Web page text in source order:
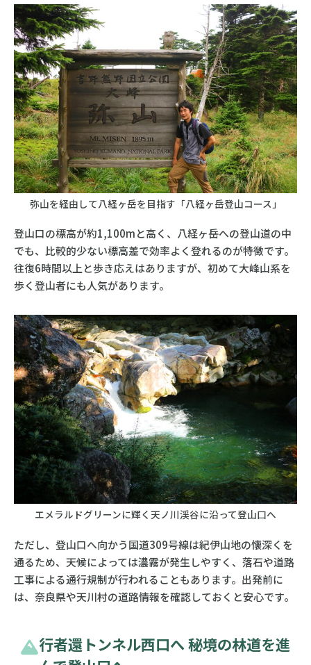
弥山を経由して八経ヶ岳を目指す「八経ヶ岳登山コース」
登山口の標高が約1,100mと高く、八経ヶ岳への登山道の中
でも、比較的少ない標高差で効率よく登れるのが特徴です。
往復6時間以上と歩き応えはありますが、初めて大峰山系を
歩く登山者にも人気があります。
エメラルドグリーンに輝く天ノ川渓谷に沿って登山口へ
ただし、登山口へ向かう国道309号線は紀伊山地の懐深くを
通るため、天候によっては濃霧が発生しやすく、落石や道路
工事による通行規制が行われることもあります。出発前に
は、奈良県や天川村の道路情報を確認しておくと安心です。
行者還トンネル西口へ 秘境の林道を進